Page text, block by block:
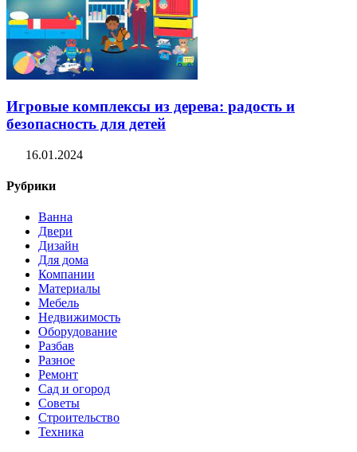
Игровые комплексы из дерева: радость и
безопасность для детей
16.01.2024
Рубрики
Ванна
Двери
Дизайн
Для дома
Компании
Материалы
Мебель
Недвижимость
Оборудование
Разбав
Разное
Ремонт
Сад и огород
Советы
Строительство
Техника